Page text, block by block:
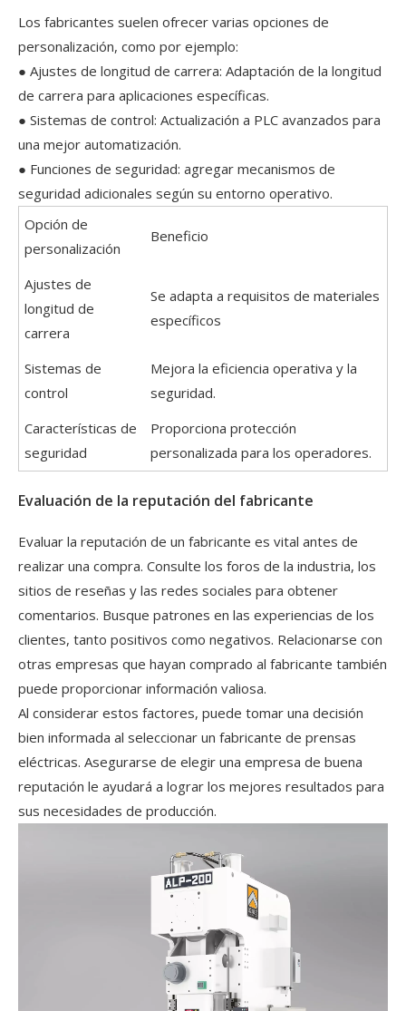
Los fabricantes suelen ofrecer varias opciones de
personalización, como por ejemplo:
● Ajustes de longitud de carrera: Adaptación de la longitud
de carrera para aplicaciones específicas.
● Sistemas de control: Actualización a PLC avanzados para
una mejor automatización.
● Funciones de seguridad: agregar mecanismos de
seguridad adicionales según su entorno operativo.
Opción de
personalización
Beneficio
Ajustes de
longitud de
carrera
Se adapta a requisitos de materiales
específicos
Sistemas de
control
Mejora la eficiencia operativa y la
seguridad.
Características de
seguridad
Proporciona protección
personalizada para los operadores.
Evaluación de la reputación del fabricante
Evaluar la reputación de un fabricante es vital antes de
realizar una compra. Consulte los foros de la industria, los
sitios de reseñas y las redes sociales para obtener
comentarios. Busque patrones en las experiencias de los
clientes, tanto positivos como negativos. Relacionarse con
otras empresas que hayan comprado al fabricante también
puede proporcionar información valiosa.
Al considerar estos factores, puede tomar una decisión
bien informada al seleccionar un fabricante de prensas
eléctricas. Asegurarse de elegir una empresa de buena
reputación le ayudará a lograr los mejores resultados para
sus necesidades de producción.